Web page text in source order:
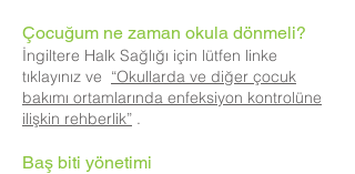
Çocuğum ne zaman okula dönmeli?
İngiltere Halk Sağlığı için lütfen linke
tıklayınız ve “Okullarda ve diğer çocuk
bakımı ortamlarında enfeksiyon kontrolüne
ilişkin rehberlik” .
Baş biti yönetimi